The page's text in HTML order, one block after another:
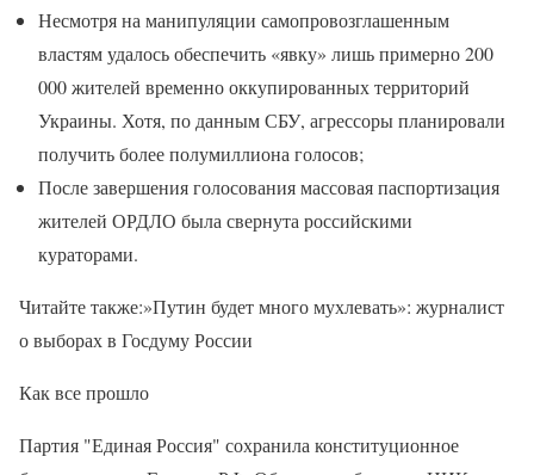
Несмотря на манипуляции самопровозглашенным
властям удалось обеспечить «явку» лишь примерно 200
000 жителей временно оккупированных территорий
Украины. Хотя, по данным СБУ, агрессоры планировали
получить более полумиллиона голосов;
После завершения голосования массовая паспортизация
жителей ОРДЛО была свернута российскими
кураторами.
Читайте также:»Путин будет много мухлевать»: журналист
о выборах в Госдуму России
Как все прошло
Партия "Единая Россия" сохранила конституционное